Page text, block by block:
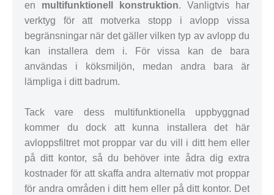
en multifunktionell konstruktion. Vanligtvis har
verktyg för att motverka stopp i avlopp vissa
begränsningar när det gäller vilken typ av avlopp du
kan installera dem i. För vissa kan de bara
användas i köksmiljön, medan andra bara är
lämpliga i ditt badrum.
Tack vare dess multifunktionella uppbyggnad
kommer du dock att kunna installera det här
avloppsfiltret mot proppar var du vill i ditt hem eller
på ditt kontor, så du behöver inte ådra dig extra
kostnader för att skaffa andra alternativ mot proppar
för andra områden i ditt hem eller på ditt kontor. Det